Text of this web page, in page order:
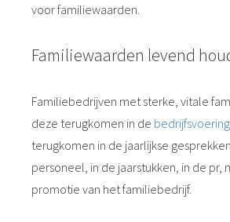
voor familiewaarden.
Familiewaarden levend
Familiebedrijven met sterke, vitale
deze terugkomen in de bedrijfsvoering
terugkomen in de jaarlijkse
personeel, in de jaarstukken, in de pr,
promotie van het familiebedrijf.